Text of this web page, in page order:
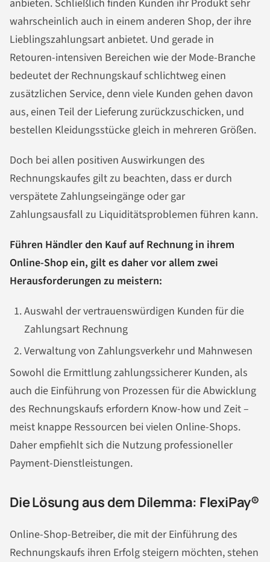
anbieten. Schließlich finden Kunden ihr Produkt sehr
wahrscheinlich auch in einem anderen Shop, der ihre
Lieblingszahlungsart anbietet. Und gerade in
Retouren-intensiven Bereichen wie der Mode-Branche
bedeutet der Rechnungskauf schlichtweg einen
zusätzlichen Service, denn viele Kunden gehen davon
aus, einen Teil der Lieferung zurückzuschicken, und
bestellen Kleidungsstücke gleich in mehreren Größen.
Doch bei allen positiven Auswirkungen des
Rechnungskaufes gilt zu beachten, dass er durch
verspätete Zahlungseingänge oder gar
Zahlungsausfall zu Liquiditätsproblemen führen kann.
Führen Händler den Kauf auf Rechnung in ihrem
Online-Shop ein, gilt es daher vor allem zwei
Herausforderungen zu meistern:
Auswahl der vertrauenswürdigen Kunden für die
Zahlungsart Rechnung
Verwaltung von Zahlungsverkehr und Mahnwesen
Sowohl die Ermittlung zahlungssicherer Kunden, als
auch die Einführung von Prozessen für die Abwicklung
des Rechnungskaufs erfordern Know-how und Zeit –
meist knappe Ressourcen bei vielen Online-Shops.
Daher empfiehlt sich die Nutzung professioneller
Payment-Dienstleistungen.
Die Lösung aus dem Dilemma: FlexiPay®
Online-Shop-Betreiber, die mit der Einführung des
Rechnungskaufs ihren Erfolg steigern möchten, stehen